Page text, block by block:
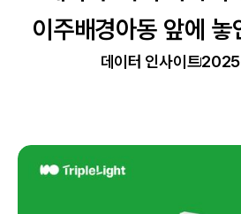
이주배경아동 앞에
데이터 인사이트